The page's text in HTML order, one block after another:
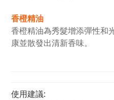
香橙精油
香橙精油為秀髮增添彈性和
康並散發出清新香味。
使用建議: